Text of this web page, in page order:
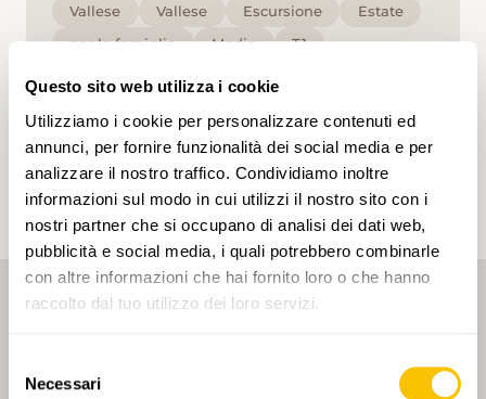
Questo sito web utilizza i cookie
Utilizziamo i cookie per personalizzare contenuti ed
annunci, per fornire funzionalità dei social media e per
analizzare il nostro traffico. Condividiamo inoltre
informazioni sul modo in cui utilizzi il nostro sito con i
nostri partner che si occupano di analisi dei dati web,
pubblicità e social media, i quali potrebbero combinarle
con altre informazioni che hai fornito loro o che hanno
raccolto dal tuo utilizzo dei loro servizi.
delNecessari
Vallese Vallese Escursione
Estate
per le famiglie
Media T1
account e ottenere contenuti personalizzati in base
ai tuoi interessi. I tag possono essere salvati solo in
un account.